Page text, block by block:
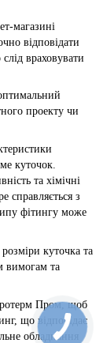
магазині
відповідати
враховувати
проекту чи
куточок.
та хімічні
справляється з
фітингу може
куточка та
вимогам та
Пром, щоб
що відповідає
обладнання